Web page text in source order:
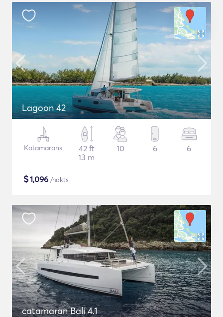
Lagoon 42
Katamarāns
42 ft
13 m
10 6 6
$1,096 /nakts
catamaran Bali 4.1